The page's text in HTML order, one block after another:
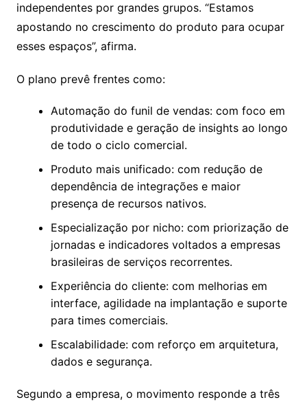
independentes por grandes grupos. “Estamos
apostando no crescimento do produto para ocupar
esses espaços”, afirma.
O plano prevê frentes como:
Automação do funil de vendas: com foco em
produtividade e geração de insights ao longo
de todo o ciclo comercial.
Produto mais unificado: com redução de
dependência de integrações e maior
presença de recursos nativos.
Especialização por nicho: com priorização de
jornadas e indicadores voltados a empresas
brasileiras de serviços recorrentes.
Experiência do cliente: com melhorias em
interface, agilidade na implantação e suporte
para times comerciais.
Escalabilidade: com reforço em arquitetura,
dados e segurança.
Segundo a empresa, o movimento responde a três